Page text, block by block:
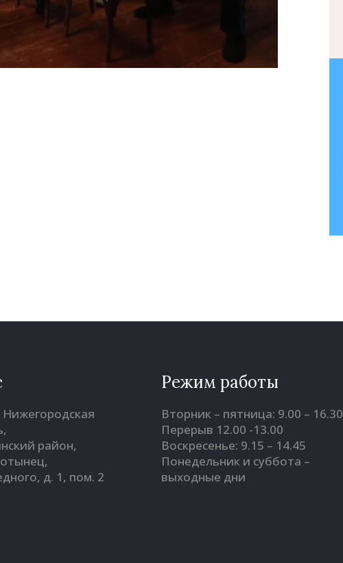
Нижегородская
район,
д. 1, пом. 2
Режим работы
Вторник – пятница: 9.00 – 16.30
Перерыв 12.00 -13.00
Воскресенье: 9.15 – 14.45
Понедельник и суббота –
выходные дни